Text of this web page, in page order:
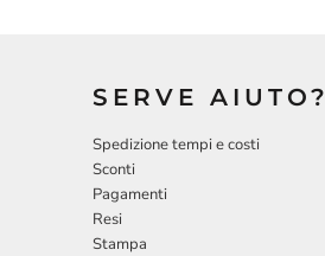
SERVE AIUTO?
Spedizione tempi e costi
Sconti
Pagamenti
Resi
Stampa